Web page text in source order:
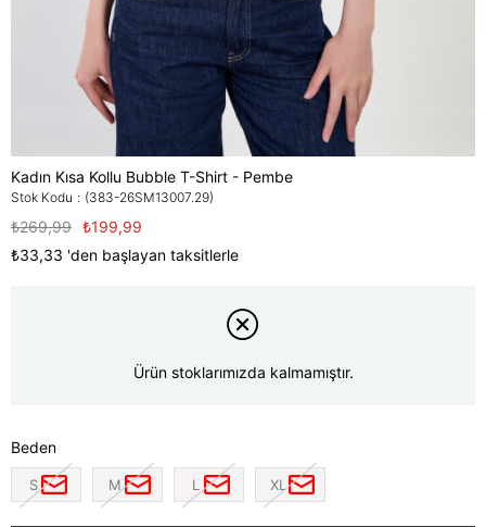
Kadın Kısa Kollu Bubble T-Shirt - Pembe
Stok Kodu (383-26SM13007.29)
₺269,99 ₺199,99
₺33,33 'den başlayan taksitlerle
Ürün stoklarımızda kalmamıştır.
Beden
S M L XL